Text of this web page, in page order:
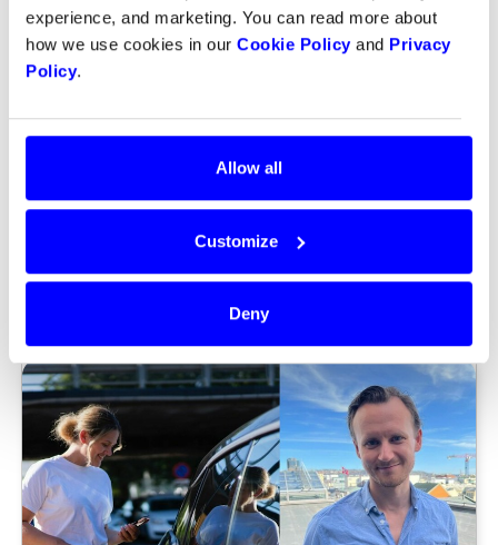
experience, and marketing. You can read more about
how we use cookies in our Cookie Policy and Privacy
Policy.
Allow all
Customize
Deny